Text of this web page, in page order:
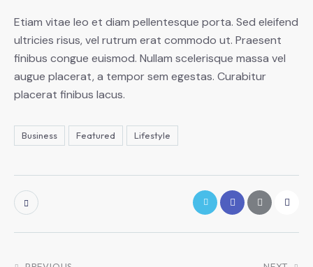
Etiam vitae leo et diam pellentesque porta. Sed eleifend
ultricies risus, vel rutrum erat commodo ut. Praesent
finibus congue euismod. Nullam scelerisque massa vel
augue placerat, a tempor sem egestas. Curabitur
placerat finibus lacus.
Business Featured Lifestyle